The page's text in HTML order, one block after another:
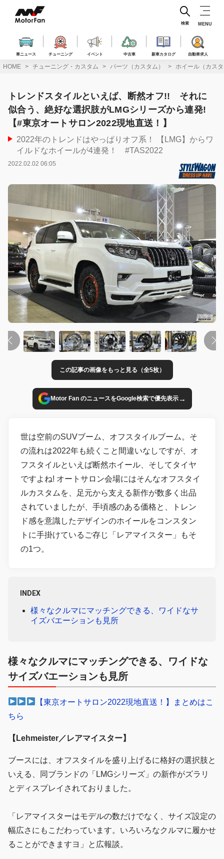
ス
車ニュース チューニング イベント 中古車 新車カタログ 自動車求人
検索 MENU
HOME チューニング・カスタム パーツ（カスタム） ホイール（カス
トレンドスタイルといえば、断然オフ!! それに
似合う、絶好な選択肢がLMGシリーズから連発!
【#東京オートサロン2022現地直送！】
2022年のトレンドはやっぱりオフ系！ 【LMG】からワ
イルドなホイールが4連発！ #TAS2022
2022.02.02 06:05
この記事の画像をもっと見る（全5枚）
Motor Fan のニュースをGoogle検索で優先表示→
世は空前のSUVブーム、オフスタイルブーム。そ
の流れは2022年も続くこと間違いなしですが、オ
フスタイルといえば断然ホイール、そしてタイヤ
ですよね! オートサロン会場にはそんなオフスタイ
ルカスタムを、足元から支える新作が数多く出品
されていましたが、手頃感のある価格と、トレン
ド感を意識したデザインのホイールをコンスタン
トに手掛けているご存じ「レアマイスター」もそ
の1つ。
INDEX
様々なクルマにマッチングできる、ワイドなサ
イズバエーションも見所
様々なクルマにマッチングできる、ワイドな
サイズバエーションも見所
【東京オートサロン2022現地直送！】まとめはこ
ちら
【Lehmeister／レアマイスター】
ブースには、オフスタイルを盛り上げるに格好の選択肢と
いえる、同ブランドの「LMGシリーズ」の新作がズラリ
とディスプレイされておりました。
「レアマイスターはモデルの数だけでなく、サイズ設定の
幅広さにもこだわっています。いろいろなクルマに履かせ
ることができますヨ」と広報談。